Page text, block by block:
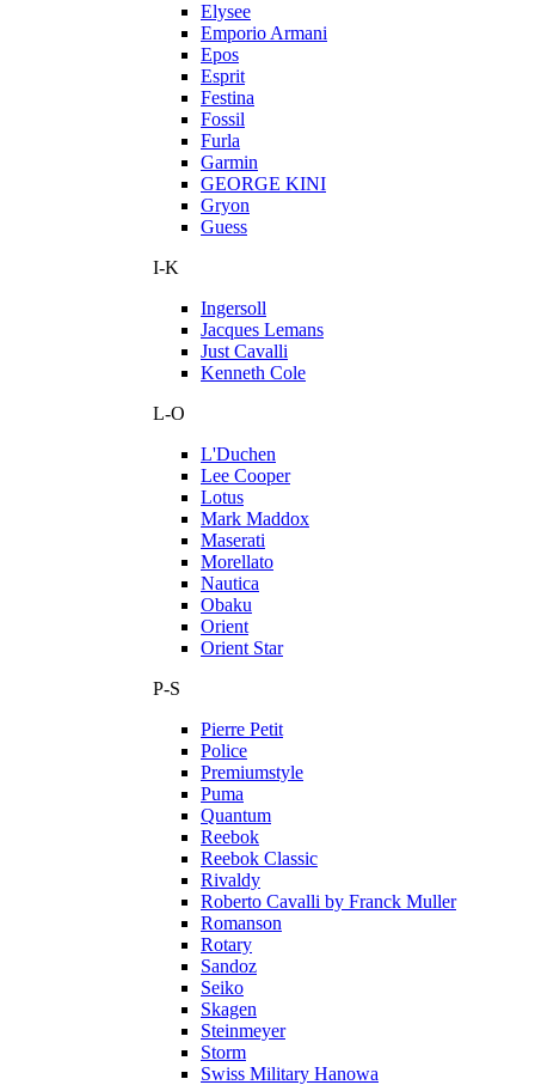
Elysee
Emporio Armani
Epos
Esprit
Festina
Fossil
Furla
Garmin
GEORGE KINI
Gryon
Guess
I-K
Ingersoll
Jacques Lemans
Just Cavalli
Kenneth Cole
L-O
L'Duchen
Lee Cooper
Lotus
Mark Maddox
Maserati
Morellato
Nautica
Obaku
Orient
Orient Star
P-S
Pierre Petit
Police
Premiumstyle
Puma
Quantum
Reebok
Reebok Classic
Rivaldy
Roberto Cavalli by Franck Muller
Romanson
Rotary
Sandoz
Seiko
Skagen
Steinmeyer
Storm
Swiss Military Hanowa